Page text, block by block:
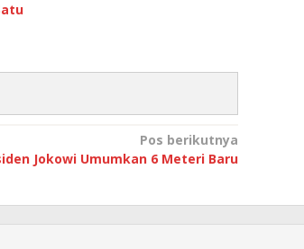
Pos berikutnya
Jokowi Umumkan 6 Meteri Baru